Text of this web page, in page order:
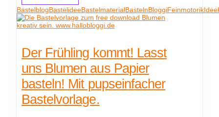
BastelblogBastelideeBastelmaterialBastelnBloggiFeinmotorikIdee
Der Frühling kommt! Lasst
uns Blumen aus Papier
basteln! Mit pupseinfacher
Bastelvorlage.